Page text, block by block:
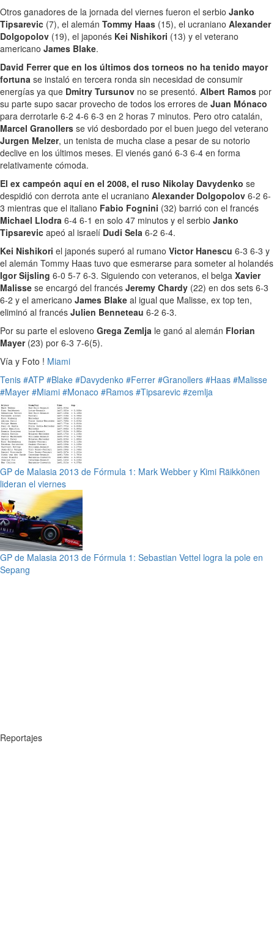
Otros ganadores de la jornada del viernes fueron el serbio Janko
Tipsarevic (7), el alemán Tommy Haas (15), el ucraniano Alexander
Dolgopolov (19), el japonés Kei Nishikori (13) y el veterano
americano James Blake.
David Ferrer que en los últimos dos torneos no ha tenido mayor
fortuna se instaló en tercera ronda sin necesidad de consumir
energías ya que Dmitry Tursunov no se presentó. Albert Ramos por
su parte supo sacar provecho de todos los errores de Juan Mónaco
para derrotarle 6-2 4-6 6-3 en 2 horas 7 minutos. Pero otro catalán,
Marcel Granollers se vió desbordado por el buen juego del veterano
Jurgen Melzer, un tenista de mucha clase a pesar de su notorio
declive en los últimos meses. El vienés ganó 6-3 6-4 en forma
relativamente cómoda.
El ex campeón aquí en el 2008, el ruso Nikolay Davydenko se
despidió con derrota ante el ucraniano Alexander Dolgopolov 6-2 6-
3 mientras que el italiano Fabio Fognini (32) barrió con el francés
Michael Llodra 6-4 6-1 en solo 47 minutos y el serbio Janko
Tipsarevic apeó al israelí Dudi Sela 6-2 6-4.
Kei Nishikori el japonés superó al rumano Victor Hanescu 6-3 6-3 y
el alemán Tommy Haas tuvo que esmerarse para someter al holandés
Igor Sijsling 6-0 5-7 6-3. Siguiendo con veteranos, el belga Xavier
Malisse se encargó del francés Jeremy Chardy (22) en dos sets 6-3
6-2 y el americano James Blake al igual que Malisse, ex top ten,
eliminó al francés Julien Benneteau 6-2 6-3.
Por su parte el esloveno Grega Zemlja le ganó al alemán Florian
Mayer (23) por 6-3 7-6(5).
Vía y Foto ! Miami
Tenis #ATP #Blake #Davydenko #Ferrer #Granollers #Haas #Malisse
#Mayer #Miami #Monaco #Ramos #Tipsarevic #zemlja
GP de Malasia 2013 de Fórmula 1: Mark Webber y Kimi Räikkönen
lideran el viernes
GP de Malasia 2013 de Fórmula 1: Sebastian Vettel logra la pole en
Sepang
Reportajes